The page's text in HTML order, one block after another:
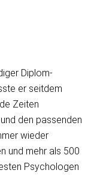
Diplom-
er seitdem
Zeiten
den passenden
wieder
und mehr als 500
Psychologen